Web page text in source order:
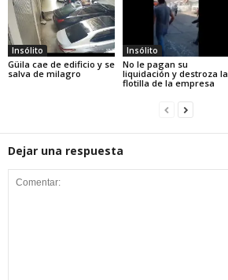
Insólito
Güila cae de edificio y se
salva de milagro
Insólito
No le pagan su
liquidación y destroza la
flotilla de la empresa
Dejar una respuesta